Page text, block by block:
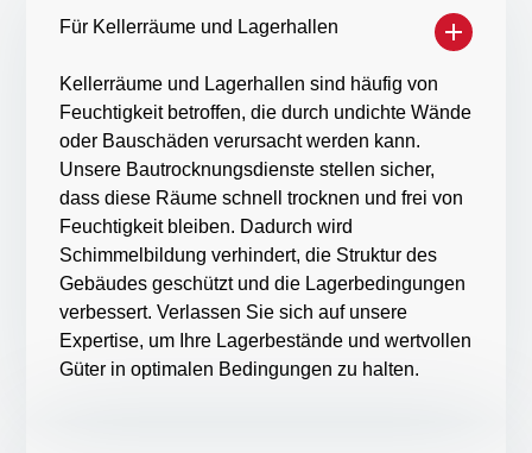
Für Kellerräume und Lagerhallen
Kellerräume und Lagerhallen sind häufig von
Feuchtigkeit betroffen, die durch undichte Wände
oder Bauschäden verursacht werden kann.
Unsere Bautrocknungsdienste stellen sicher,
dass diese Räume schnell trocknen und frei von
Feuchtigkeit bleiben. Dadurch wird
Schimmelbildung verhindert, die Struktur des
Gebäudes geschützt und die Lagerbedingungen
verbessert. Verlassen Sie sich auf unsere
Expertise, um Ihre Lagerbestände und wertvollen
Güter in optimalen Bedingungen zu halten.